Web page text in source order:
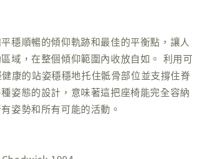
穩順暢的傾仰軌跡和最佳的平衡點，讓人
域，在整個傾仰範圍內收放自如。 利用可
康的站姿穩穩地托住骶骨部位並支撐住脊
姿態的設計，意味著這把座椅能完全容納
姿勢和所有可能的活動。